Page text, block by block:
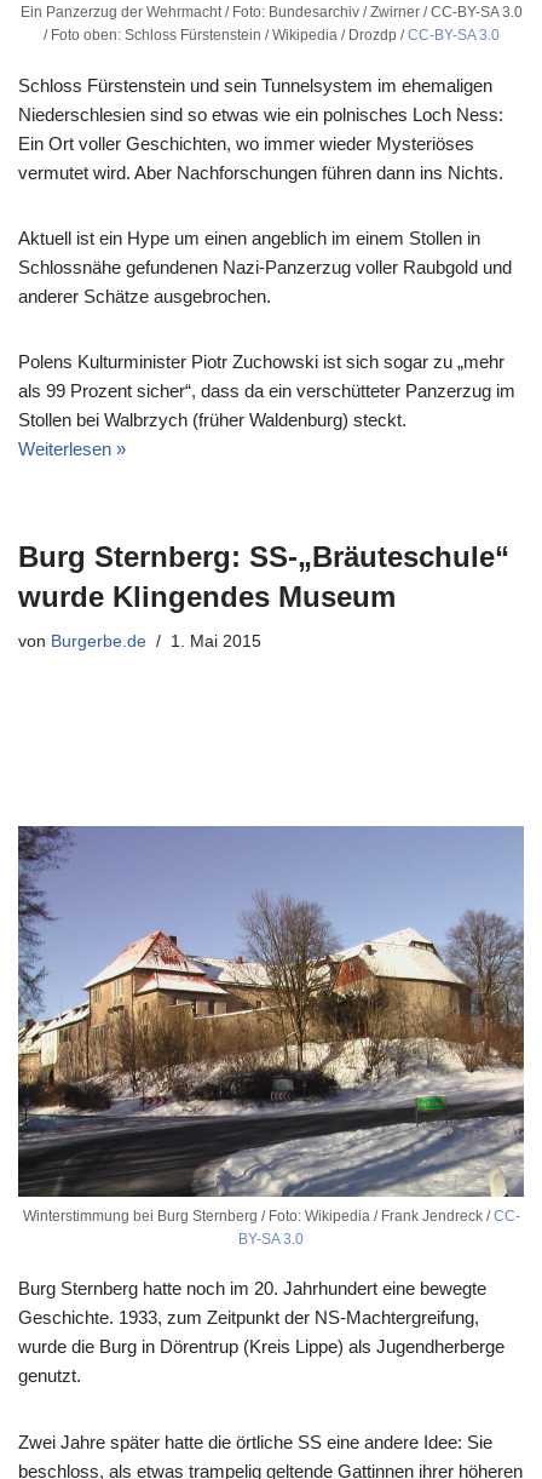
Ein Panzerzug der Wehrmacht / Foto: Bundesarchiv / Zwirner / CC-BY-SA 3.0
/ Foto oben: Schloss Fürstenstein / Wikipedia / Drozdp /CC-BY-SA 3.0
Schloss Fürstenstein und sein Tunnelsystem im ehemaligen
Niederschlesien sind so etwas wie ein polnisches Loch Ness:
Ein Ort voller Geschichten, wo immer wieder Mysteriöses
vermutet wird. Aber Nachforschungen führen dann ins Nichts.
Aktuell ist ein Hype um einen angeblich im einem Stollen in
Schlossnähe gefundenen Nazi-Panzerzug voller Raubgold und
anderer Schätze ausgebrochen.
Polens Kulturminister Piotr Zuchowski ist sich sogar zu „mehr
als 99 Prozent sicher“, dass da ein verschütteter Panzerzug im
Stollen bei Walbrzych (früher Waldenburg) steckt.
Weiterlesen »
Burg Sternberg: SS-„Bräuteschule“
wurde Klingendes Museum
von Burgerbe.de 1. Mai 2015
Winterstimmung bei Burg Sternberg / Foto: Wikipedia / Frank Jendreck /CC-
BY-SA 3.0
Burg Sternberg hatte noch im 20. Jahrhundert eine bewegte
Geschichte. 1933, zum Zeitpunkt der NS-Machtergreifung,
wurde die Burg in Dörentrup (Kreis Lippe) als Jugendherberge
genutzt.
Zwei Jahre später hatte die örtliche SS eine andere Idee: Sie
beschloss, als etwas trampelig geltende Gattinnen ihrer höheren